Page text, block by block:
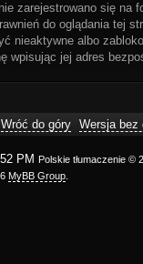
zarejestrowano się na
do oglądania tej
nieaktywne albo
wpisując jej adres
Wróć do góry Wersja bez
PM Polskie tłumaczenie ©
MyBB Group